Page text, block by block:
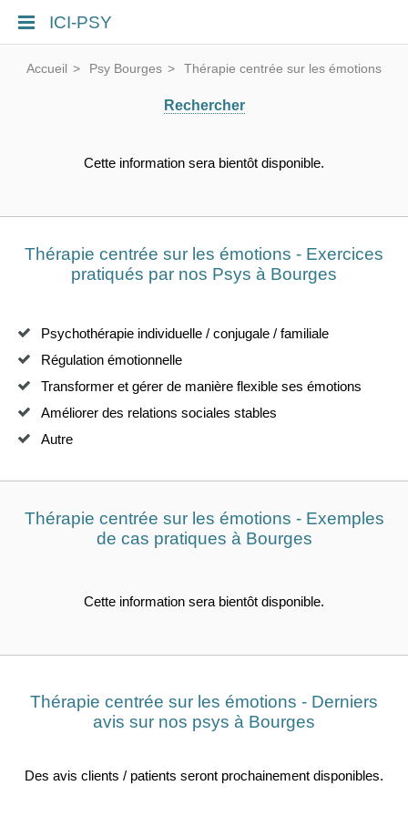
ICI-PSY
Accueil Psy Bourges Thérapie centrée sur les émotions
Rechercher
Cette information sera bientôt disponible.
Thérapie centrée sur les émotions - Exercices
pratiqués par nos Psys à Bourges
Psychothérapie individuelle / conjugale / familiale
Régulation émotionnelle
Transformer et gérer de manière flexible ses émotions
Améliorer des relations sociales stables
Autre
Thérapie centrée sur les émotions - Exemples
de cas pratiques à Bourges
Cette information sera bientôt disponible.
Thérapie centrée sur les émotions - Derniers
avis sur nos psys à Bourges
Des avis clients / patients seront prochainement disponibles.